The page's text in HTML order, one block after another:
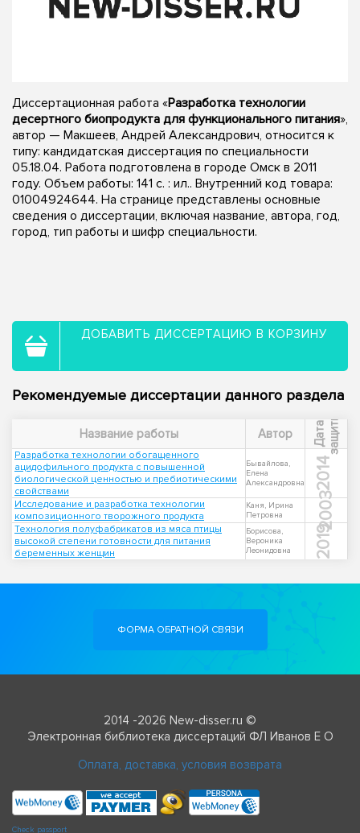
Диссертационная работа «Разработка технологии
десертного биопродукта для функционального питания»,
автор — Макшеев, Андрей Александрович, относится к
типу: кандидатская диссертация по специальности
05.18.04. Работа подготовлена в городе Омск в 2011
году. Объем работы: 141 с. : ил.. Внутренний код товара:
01004924644. На странице представлены основные
сведения о диссертации, включая название, автора, год,
город, тип работы и шифр специальности.
ДОБАВИТЬ ДИССЕРТАЦИЮ В КОРЗИНУ
Рекомендуемые диссертации данного раздела
Название работы Автор Д
а
т
а
з
а
щ
и
т ы
Разработка технологии обогащенного
ацидофильного продукта с повышенной
биологической ценностью и пребиотическими
свойствами
Бывайлова,
Елена
Александровна
2014
Исследование и разработка технологии
композиционного творожного продукта
Каня, Ирина
Петровна
2003
Технология полуфабрикатов из мяса птицы
высокой степени готовности для питания
беременных женщин
Борисова,
Вероника
Леонидовна
2019
ФОРМА ОБРАТНОЙ СВЯЗИ
2014 -2026 New-disser.ru ©
Электронная библиотека диссертаций ФЛ Иванов Е О
Оплата, доставка, условия возврата
Check passport